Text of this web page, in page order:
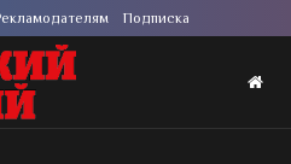
Подписка